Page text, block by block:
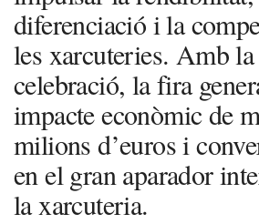
diferenciació i la
les xarcuteries. Amb la
celebració, la fira
impacte econòmic de
milions d’euros i
en el gran aparador
la xarcuteria.